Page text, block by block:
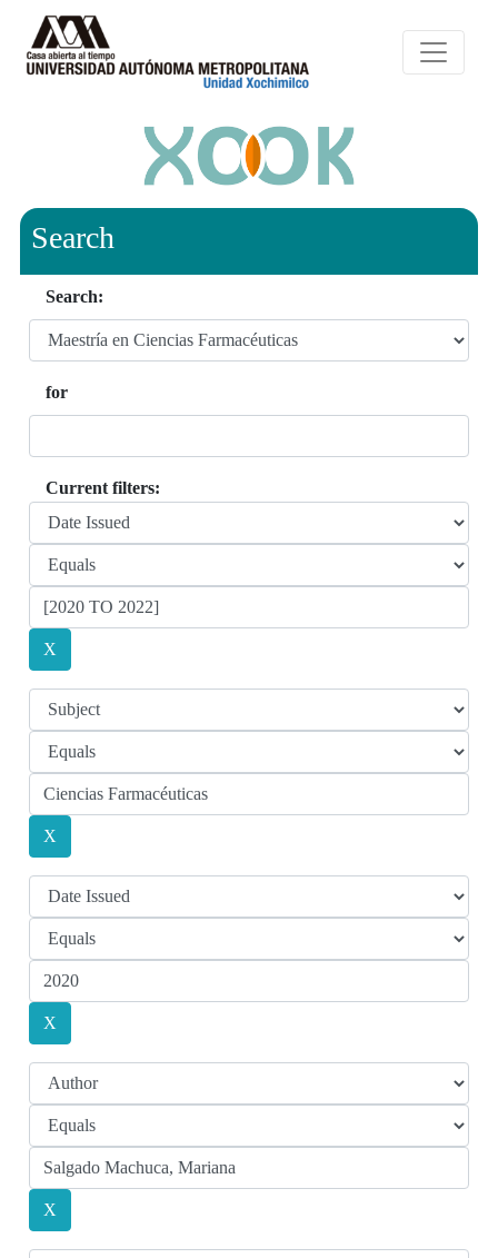
Search
Search:
for
Current filters: